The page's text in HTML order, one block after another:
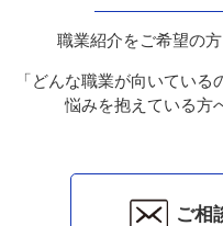
職業紹介をご希望の
「どんな職業が向いてい
悩みを抱えている方
ご相